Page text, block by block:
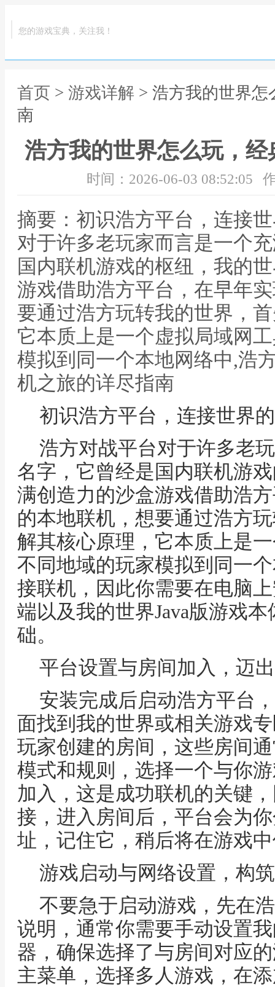
您的游戏宝典，关注我！
首页 > 游戏详解 > 浩方我的世界
南
浩方我的世界怎么玩，
时间：2026-06-03 08:52:05
摘要：初识浩方平台，连接
对于许多老玩家而言是一个
国内联机游戏的枢纽，我的
游戏借助浩方平台，在早年
要通过浩方玩转我的世界，
它本质上是一个虚拟局域网
模拟到同一个本地网络中,浩
机之旅的详尽指南
初识浩方平台，连接世界
浩方对战平台对于许多老
名字，它曾经是国内联机游
满创造力的沙盒游戏借助浩
的本地联机，想要通过浩方
解其核心原理，它本质上是
不同地域的玩家模拟到同一
接联机，因此你需要在电脑
端以及我的世界Java版游戏
础。
平台设置与房间加入，迈
安装完成后启动浩方平台
面找到我的世界或相关游戏
玩家创建的房间，这些房间
模式和规则，选择一个与你
加入，这是成功联机的关键
接，进入房间后，平台会为
址，记住它，稍后将在游戏
游戏启动与网络设置，构
不要急于启动游戏，先在
说明，通常你需要手动设置
器，确保选择了与房间对应
主菜单，选择多人游戏，在